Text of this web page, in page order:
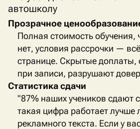
автошколу
Прозрачное
Полная стоимость обучения,
нет, условия рассрочки —
странице. Скрытые доплаты,
при записи, разрушают
Статистика сдачи
"87% наших учеников сдают
такая цифра работает лучше
рекламного текста. Если у